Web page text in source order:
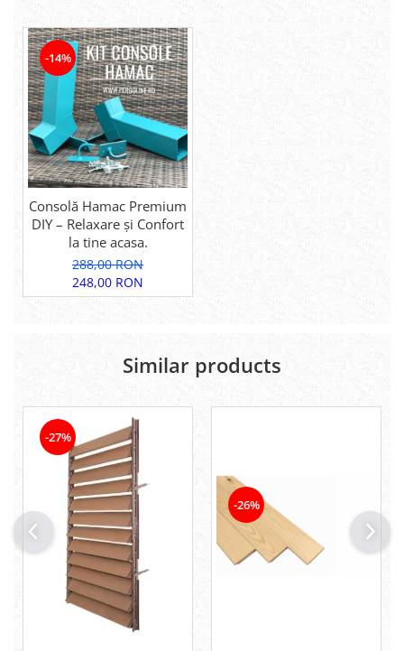
-14%
Consolă Hamac Premium
DIY – Relaxare și Confort
la tine acasa.
288,00 RON
248,00 RON
Similar products
-27%
-26%